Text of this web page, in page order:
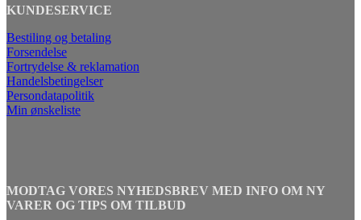
KUNDESERVICE
Bestiling og betaling
Forsendelse
Fortrydelse & reklamation
Handelsbetingelser
Persondatapolitik
Min ønskeliste
MODTAG VORES NYHEDSBREV MED INFO OM NY
VARER OG TIPS OM TILBUD